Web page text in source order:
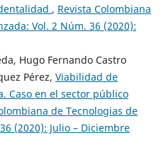
, Revista Colombiana
Vol. 2 Núm. 36 (2020):
Hugo Fernando Castro
Pérez, Viabilidad de
Caso en el sector público
de Tecnologias de
(2020): Julio – Diciembre